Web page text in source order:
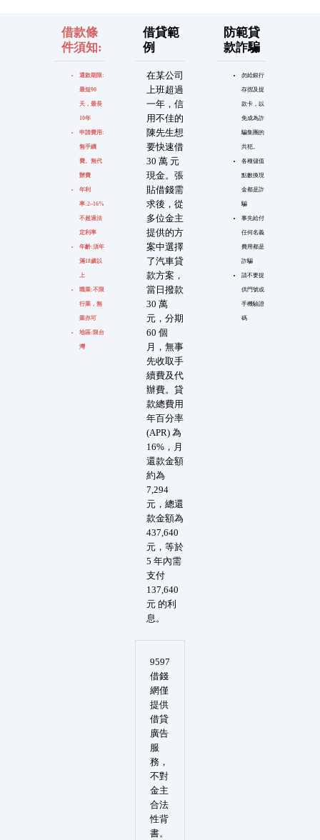
借款條
件須知:
還款期限:
最短90
天，最長
10年
申請費用:
無手續
費、無代
辦費
年利
率:2~16%
不超過法
定利率
年齡:須年
滿18歲以
上
職業:不限
行業，無
業亦可
地區:限台
灣
借貸範
例
在某公司
上班超過
一年，信
用不佳的
陳先生想
要快速借
30 萬 元
現金。張
貼借錢需
求後，從
多位金主
提供的方
案中選擇
了汽車貸
款方案，
當日撥款
30 萬
元，分期
60 個
月，無事
先收取手
續費及代
辦費。貸
款總費用
年百分率
(APR) 為
16%，月
還款金額
約為
7,294
元，總還
款金額為
437,640
元，等於
5 年內需
支付
137,640
元 的利
息。
防範貸
款詐騙
勿給銀行
存摺及提
款卡，以
免成為詐
騙集團的
共犯。
各種儲值
點數換現
金都是詐
騙
事先給付
任何名義
費用都是
詐騙
請不要提
供門號或
手機驗證
碼
9597
借錢
網僅
提供
借貸
廣告
服
務，
不對
金主
合法
性背
書。